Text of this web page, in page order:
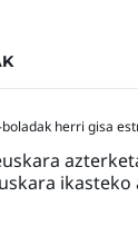
herri gisa